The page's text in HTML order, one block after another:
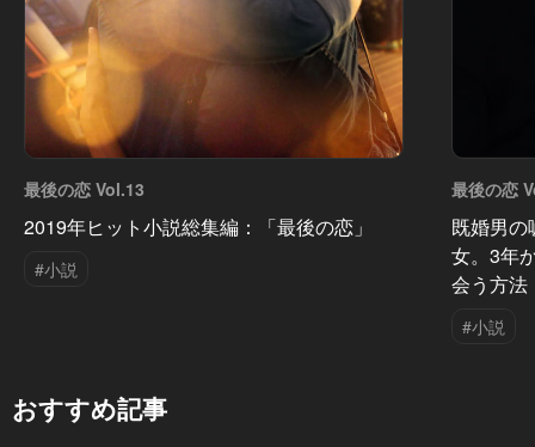
最後の恋 Vol.13
2019年ヒット小説総集編：「最後の恋」
#小説
最後の恋
既婚男
女。3年
会う方法
#小説
おすすめ記事